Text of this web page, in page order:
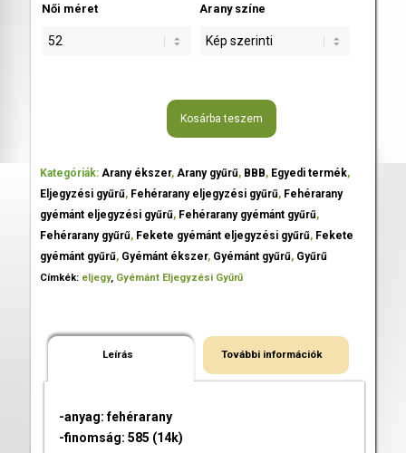
Női méret Arany színe
Kosárba teszem
Kategóriák: Arany ékszer, Arany gyűrű, BBB, Egyedi termék,
Eljegyzési gyűrű, Fehérarany eljegyzési gyűrű, Fehérarany
gyémánt eljegyzési gyűrű, Fehérarany gyémánt gyűrű,
Fehérarany gyűrű, Fekete gyémánt eljegyzési gyűrű, Fekete
gyémánt gyűrű, Gyémánt ékszer, Gyémánt gyűrű, Gyűrű
Címkék: eljegy, Gyémánt Eljegyzési Gyűrű
Leírás További információk
-anyag: fehérarany
-finomság: 585 (14k)